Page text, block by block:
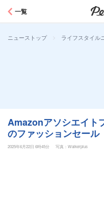
一覧
ニューストップ > ライフスタイル
Amazonアソシエイト
のファッションセール
2025年6月22日 6時45分
写真：Walkerplus